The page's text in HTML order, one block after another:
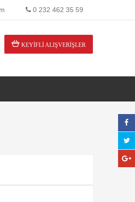
0 232 462 35 59
KEYIFLI ALIŞVERIŞLER